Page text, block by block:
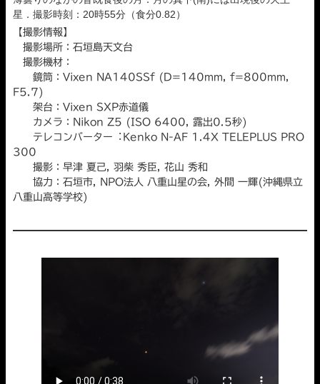
星．撮影時刻：20時55分（食分0.82）
【撮影情報】
撮影場所：石垣島天文台
撮影機材：
鏡筒：Vixen NA140SSf (D=140mm, f=800mm,
F5.7)
架台：Vixen SXP赤道儀
カメラ：Nikon Z5 (ISO 6400, 露出0.5秒)
テレコンバーター︓Kenko N-AF 1.4X TELEPLUS PRO
300
撮影：早津 夏己, 羽柴 秀臣, 花山 秀和
協力：石垣市, NPO法人 八重山星の会, 外間 一輝(沖縄県立
八重山高等学校)